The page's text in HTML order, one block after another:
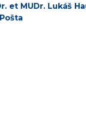
et MUDr. Lukáš